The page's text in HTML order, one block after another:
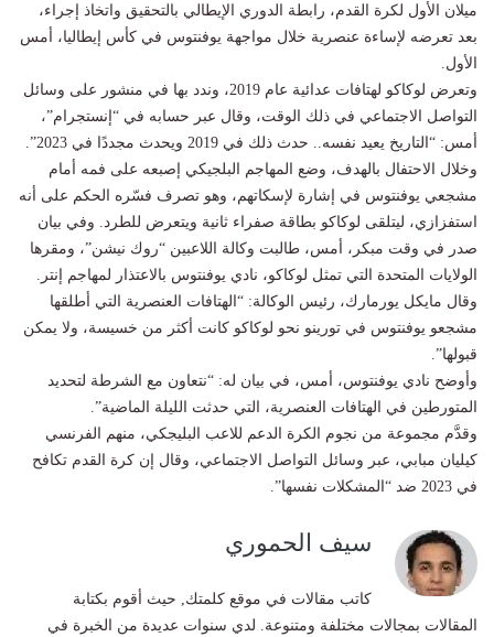
ميلان الأول لكرة القدم، رابطة الدوري الإيطالي بالتحقيق واتخاذ إجراء،
بعد تعرضه لإساءة عنصرية خلال مواجهة يوفنتوس في كأس إيطاليا، أمس
الأول.
وتعرض لوكاكو لهتافات عدائية عام 2019، وندد بها في منشور على وسائل
التواصل الاجتماعي في ذلك الوقت، وقال عبر حسابه في “إنستجرام”،
أمس: “التاريخ يعيد نفسه.. حدث ذلك في 2019 ويحدث مجددًا في 2023”.
وخلال الاحتفال بالهدف، وضع المهاجم البلجيكي إصبعه على فمه أمام
مشجعي يوفنتوس في إشارة لإسكاتهم، وهو تصرف فسّره الحكم على أنه
استفزازي، ليتلقى لوكاكو بطاقة صفراء ثانية ويتعرض للطرد. وفي بيان
صدر في وقت مبكر، أمس، طالبت وكالة اللاعبين “روك نيشن”، ومقرها
الولايات المتحدة التي تمثل لوكاكو، نادي يوفنتوس بالاعتذار لمهاجم إنتر.
وقال مايكل يورمارك، رئيس الوكالة: “الهتافات العنصرية التي أطلقها
مشجعو يوفنتوس في تورينو نحو لوكاكو كانت أكثر من خسيسة، ولا يمكن
قبولها”.
وأوضح نادي يوفنتوس، أمس، في بيان له: “نتعاون مع الشرطة لتحديد
المتورطين في الهتافات العنصرية، التي حدثت الليلة الماضية”.
وقدَّم مجموعة من نجوم الكرة الدعم للاعب البليجكي، منهم الفرنسي
كيليان مبابي، عبر وسائل التواصل الاجتماعي، وقال إن كرة القدم تكافح
في 2023 ضد “المشكلات نفسها”.
سيف الحموري
كاتب مقالات في موقع كلمتك, حيث أقوم بكتابة
المقالات بمجالات مختلفة ومتنوعة. لدي سنوات عديدة من الخبرة في